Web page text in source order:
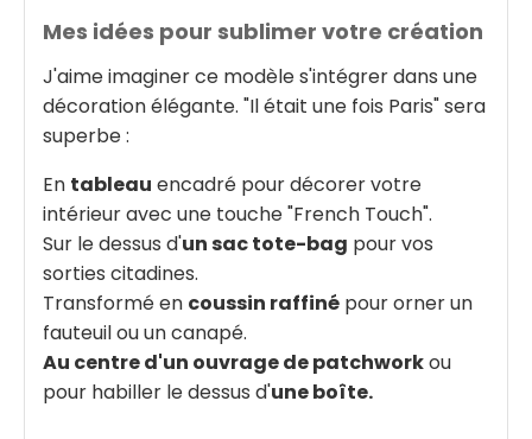
Mes idées pour sublimer votre création
J'aime imaginer ce modèle s'intégrer dans une
décoration élégante. "Il était une fois Paris" sera
superbe :
En tableau encadré pour décorer votre
intérieur avec une touche "French Touch".
Sur le dessus d'un sac tote-bag pour vos
sorties citadines.
Transformé en coussin raffiné pour orner un
fauteuil ou un canapé.
Au centre d'un ouvrage de patchworkou
pour habiller le dessus d'une boîte.